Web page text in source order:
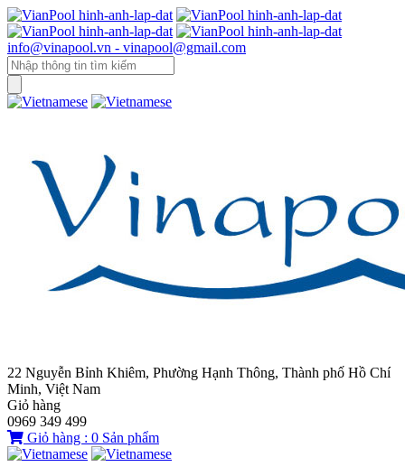
info@vinapool.vn - vinapool@gmail.com
22 Nguyễn Bỉnh Khiêm, Phường Hạnh Thông, Thành phố Hồ Chí
Minh, Việt Nam
Giỏ hàng
0969 349 499
Giỏ hàng : 0 Sản phẩm